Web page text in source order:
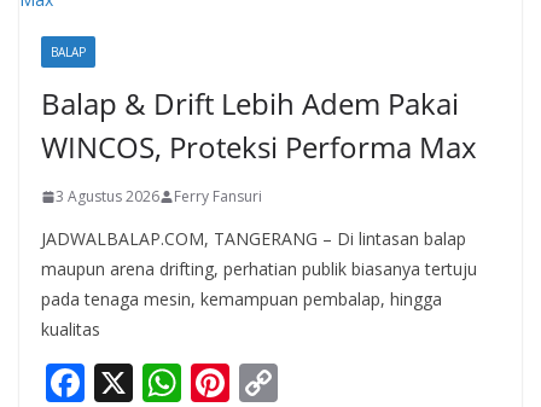
BALAP
Balap & Drift Lebih Adem Pakai
WINCOS, Proteksi Performa Max
3 Agustus 2026 Ferry Fansuri
JADWALBALAP.COM, TANGERANG – Di lintasan balap
maupun arena drifting, perhatian publik biasanya tertuju
pada tenaga mesin, kemampuan pembalap, hingga
kualitas
F X W Pi